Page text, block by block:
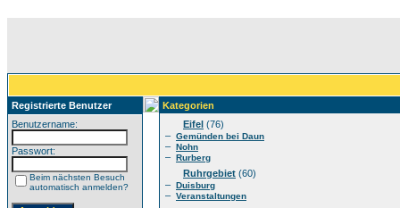
Registrierte Benutzer
Benutzername:
Passwort:
Beim nächsten Besuch
automatisch anmelden?
Kategorien
Eifel (76)
– Gemünden bei Daun
– Nohn
– Rurberg
Ruhrgebiet (60)
– Duisburg
– Veranstaltungen